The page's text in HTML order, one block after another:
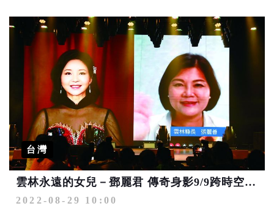
台灣
雲林永遠的女兒－鄧麗君 傳奇身影9/9跨時空對唱！
2022-08-29 10:00